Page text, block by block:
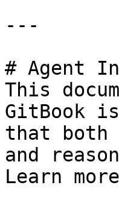
---
# Agent
This
GitBook
that both
and
Learn